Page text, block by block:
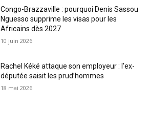
Congo-Brazzaville : pourquoi Denis Sassou
Nguesso supprime les visas pour les
Africains dès 2027
10 juin 2026
Rachel Kéké attaque son employeur : l’ex-
députée saisit les prud’hommes
18 mai 2026